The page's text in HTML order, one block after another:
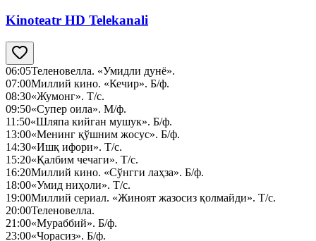
Kinoteatr HD Telekanali
06:05Теленовелла. «Умидли дунё».
07:00Миллий кино. «Кечир». Б/ф.
08:30«Жумонг». Т/с.
09:50«Супер оила». М/ф.
11:50«Шляпа кийган мушук». Б/ф.
13:00«Менинг қўшним жосус». Б/ф.
14:30«Ишқ ифори». Т/с.
15:20«Қалбим чечаги». Т/с.
16:20Миллий кино. «Сўнгги лаҳза». Б/ф.
18:00«Умид ниҳоли». Т/с.
19:00Миллий сериал. «Жиноят жазосиз қолмайди». Т/с.
20:00Теленовелла.
21:00«Мураббий». Б/ф.
23:00«Чорасиз». Б/ф.